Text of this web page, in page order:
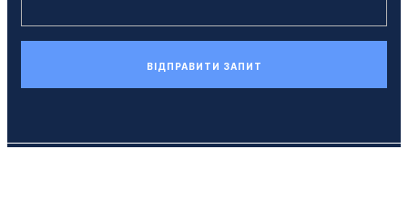
ВІДПРАВИТИ ЗАПИТ